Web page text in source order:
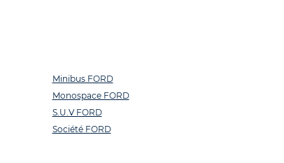
Minibus FORD
Monospace FORD
S.U.V FORD
Société FORD